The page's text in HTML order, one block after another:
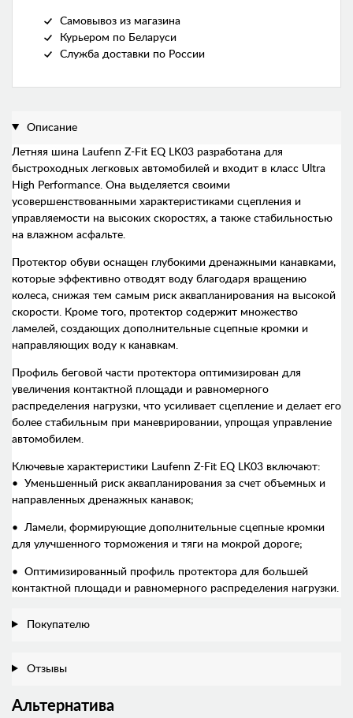
Самовывоз из магазина
Курьером по Беларуси
Служба доставки по России
Описание
Летняя шина Laufenn Z-Fit EQ LK03 разработана для
быстроходных легковых автомобилей и входит в класс Ultra
High Performance. Она выделяется своими
усовершенствованными характеристиками сцепления и
управляемости на высоких скоростях, а также стабильностью
на влажном асфальте.
Протектор обуви оснащен глубокими дренажными канавками,
которые эффективно отводят воду благодаря вращению
колеса, снижая тем самым риск аквапланирования на высокой
скорости. Кроме того, протектор содержит множество
ламелей, создающих дополнительные сцепные кромки и
направляющих воду к канавкам.
Профиль беговой части протектора оптимизирован для
увеличения контактной площади и равномерного
распределения нагрузки, что усиливает сцепление и делает его
более стабильным при маневрировании, упрощая управление
автомобилем.
Ключевые характеристики Laufenn Z-Fit EQ LK03 включают:
• Уменьшенный риск аквапланирования за счет объемных и
направленных дренажных канавок;
• Ламели, формирующие дополнительные сцепные кромки
для улучшенного торможения и тяги на мокрой дороге;
• Оптимизированный профиль протектора для большей
контактной площади и равномерного распределения нагрузки.
Покупателю
Отзывы
Альтернатива